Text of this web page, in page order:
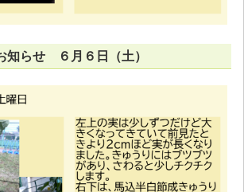
知らせ ６月６日（土）